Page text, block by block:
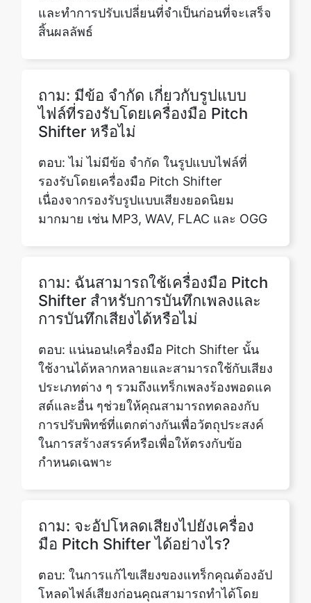
ถาม: มีข้อ จำกัด เกี่ยวกับรูปแบบ
ตอบ: ไม่ ไม่มีข้อ จำกัด ในรูปแบบไฟล์ที่
รองรับโดยเครื่องมือ Pitch Shifter
เนื่องจากรองรับรูปแบบเสียงยอดนิยม
มากมาย เช่น MP3, WAV, FLAC และ OGG
ถาม: ฉันสามารถใช้เครื่องมือ Pitch
ตอบ: แน่นอน!เครื่องมือ Pitch Shifter นั้น
ใช้งานได้หลากหลายและสามารถใช้กับเสียง
ประเภทต่าง ๆ รวมถึงแทร็กเพลงร้องพอดแค
สต์และอื่น ๆช่วยให้คุณสามารถทดลองกับ
การปรับพิทช์ที่แตกต่างกันเพื่อวัตถุประสงค์
ในการสร้างสรรค์หรือเพื่อให้ตรงกับข้อ
กำหนดเฉพาะ
ถาม: จะอัปโหลดเสียงไปยังเครื่อง
ตอบ: ในการแก้ไขเสียงของแทร็กคุณต้องอัป
โหลดไฟล์เสียงก่อนคุณสามารถทำได้โดย
เลือกไฟล์ที่คุณต้องการแก้ไขจากอุปกรณ์
ของคุณ